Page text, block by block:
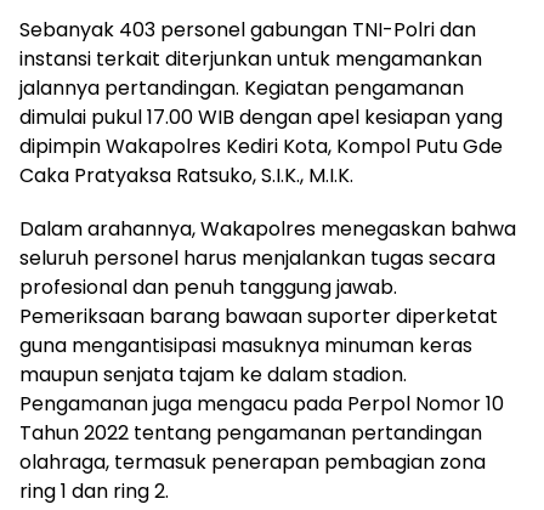
Sebanyak 403 personel gabungan TNI-Polri dan
instansi terkait diterjunkan untuk mengamankan
jalannya pertandingan. Kegiatan pengamanan
dimulai pukul 17.00 WIB dengan apel kesiapan yang
dipimpin Wakapolres Kediri Kota, Kompol Putu Gde
Caka Pratyaksa Ratsuko, S.I.K., M.I.K.
Dalam arahannya, Wakapolres menegaskan bahwa
seluruh personel harus menjalankan tugas secara
profesional dan penuh tanggung jawab.
Pemeriksaan barang bawaan suporter diperketat
guna mengantisipasi masuknya minuman keras
maupun senjata tajam ke dalam stadion.
Pengamanan juga mengacu pada Perpol Nomor 10
Tahun 2022 tentang pengamanan pertandingan
olahraga, termasuk penerapan pembagian zona
ring 1 dan ring 2.